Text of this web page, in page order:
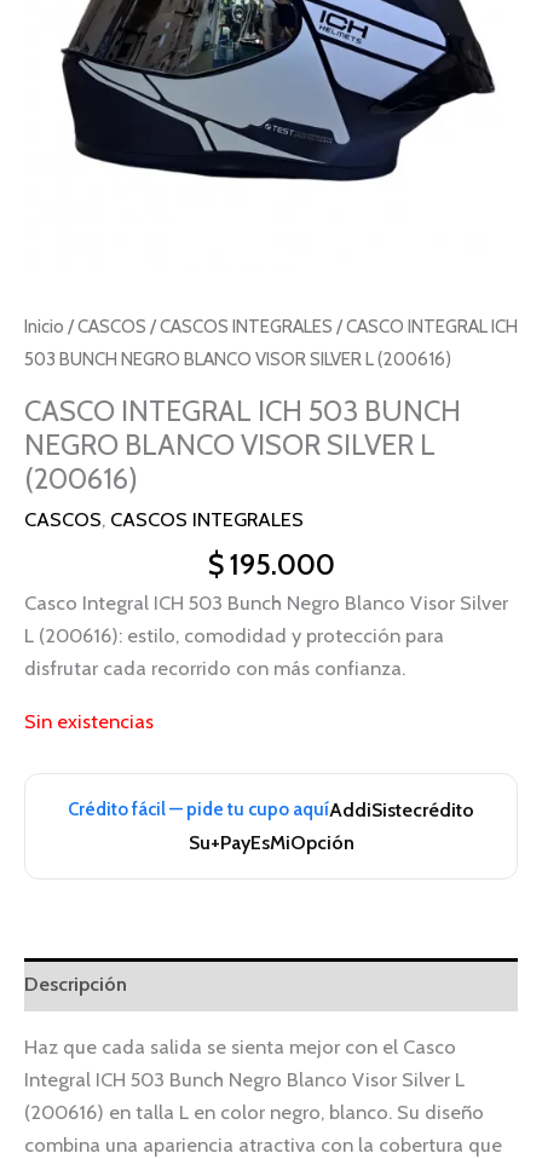
Inicio /CASCOS /CASCOS INTEGRALES / CASCO INTEGRAL ICH
503 BUNCH NEGRO BLANCO VISOR SILVER L (200616)
CASCO INTEGRAL ICH 503 BUNCH
NEGRO BLANCO VISOR SILVER L
(200616)
CASCOS, CASCOS INTEGRALES
$195.000
Casco Integral ICH 503 Bunch Negro Blanco Visor Silver
L (200616): estilo, comodidad y protección para
disfrutar cada recorrido con más confianza.
Sin existencias
Crédito fácil — pide tu cupo aquíAddiSistecrédito
Su+PayEsMiOpción
Descripción
Haz que cada salida se sienta mejor con el Casco
Integral ICH 503 Bunch Negro Blanco Visor Silver L
(200616) en talla L en color negro, blanco. Su diseño
combina una apariencia atractiva con la cobertura que